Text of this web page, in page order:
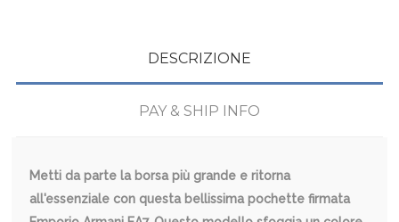
DESCRIZIONE
PAY & SHIP INFO
Metti da parte la borsa più grande e ritorna
all'essenziale con questa bellissima pochette firmata